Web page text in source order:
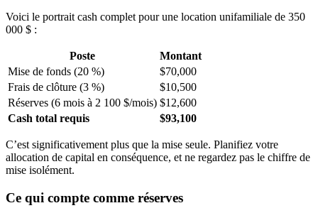
Voici le portrait cash complet pour une location unifamiliale de 350
000 $ :
Poste
Montant
Mise de fonds (20 %)
$70,000
Frais de clôture (3 %)
$10,500
Réserves (6 mois à 2 100 $/mois) $12,600
Cash total requis
$93,100
C’est significativement plus que la mise seule. Planifiez votre
allocation de capital en conséquence, et ne regardez pas le chiffre de
mise isolément.
Ce qui compte comme réserves